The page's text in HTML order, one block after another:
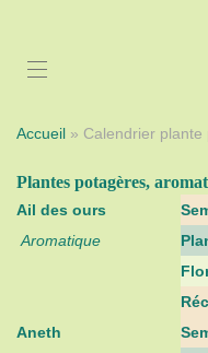
Accueil » Calendrier plante
Plantes potagères,
Ail des ours
Aromatique
Aneth